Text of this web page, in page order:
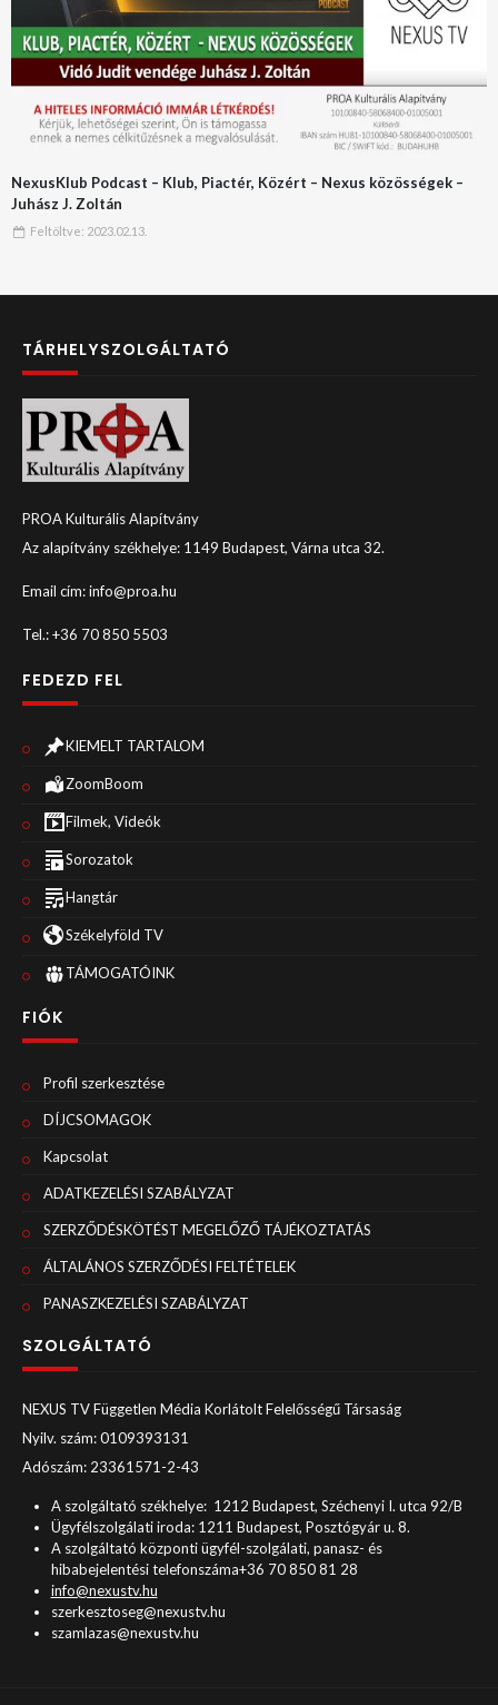
NexusKlub Podcast – Klub, Piactér, Közért – Nexus közösségek –
Juhász J. Zoltán
Feltöltve: 2023.02.13.
TÁRHELYSZOLGÁLTATÓ
PROA Kulturális Alapítvány
Az alapítvány székhelye: 1149 Budapest, Várna utca 32.
Email cím: info@proa.hu
Tel.: +36 70 850 5503
FEDEZD FEL
KIEMELT TARTALOM
ZoomBoom
Filmek, Videók
Sorozatok
Hangtár
Székelyföld TV
TÁMOGATÓINK
FIÓK
Profil szerkesztése
DÍJCSOMAGOK
Kapcsolat
ADATKEZELÉSI SZABÁLYZAT
SZERZŐDÉSKÖTÉST MEGELŐZŐ TÁJÉKOZTATÁS
ÁLTALÁNOS SZERZŐDÉSI FELTÉTELEK
PANASZKEZELÉSI SZABÁLYZAT
SZOLGÁLTATÓ
NEXUS TV Független Média Korlátolt Felelősségű Társaság
Nyilv. szám: 0109393131
Adószám: 23361571-2-43
A szolgáltató székhelye: 1212 Budapest, Széchenyi I. utca 92/B
Ügyfélszolgálati iroda: 1211 Budapest, Posztógyár u. 8.
A szolgáltató központi ügyfél-szolgálati, panasz- és
hibabejelentési telefonszáma+36 70 850 81 28
info@nexustv.hu
szerkesztoseg@nexustv.hu
szamlazas@nexustv.hu